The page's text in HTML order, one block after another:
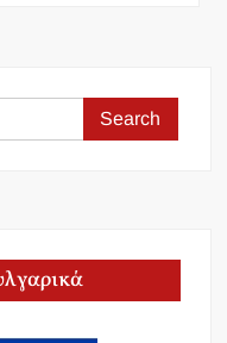
Search
for: